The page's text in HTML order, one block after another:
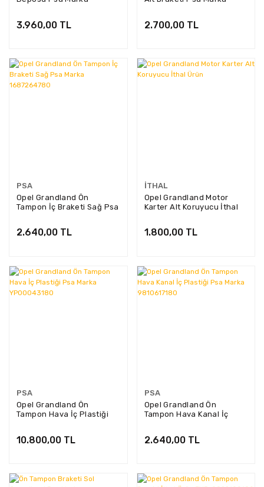
3.960,00 TL 2.700,00 TL
PSA
Opel Grandland Ön
Tampon İç Braketi Sağ Psa
2.640,00 TL
İTHAL
Opel Grandland Motor
Karter Alt Koruyucu İthal
1.800,00 TL
PSA
Opel Grandland Ön
Tampon Hava İç Plastiği
10.800,00 TL
PSA
Opel Grandland Ön
Tampon Hava Kanal İç
2.640,00 TL